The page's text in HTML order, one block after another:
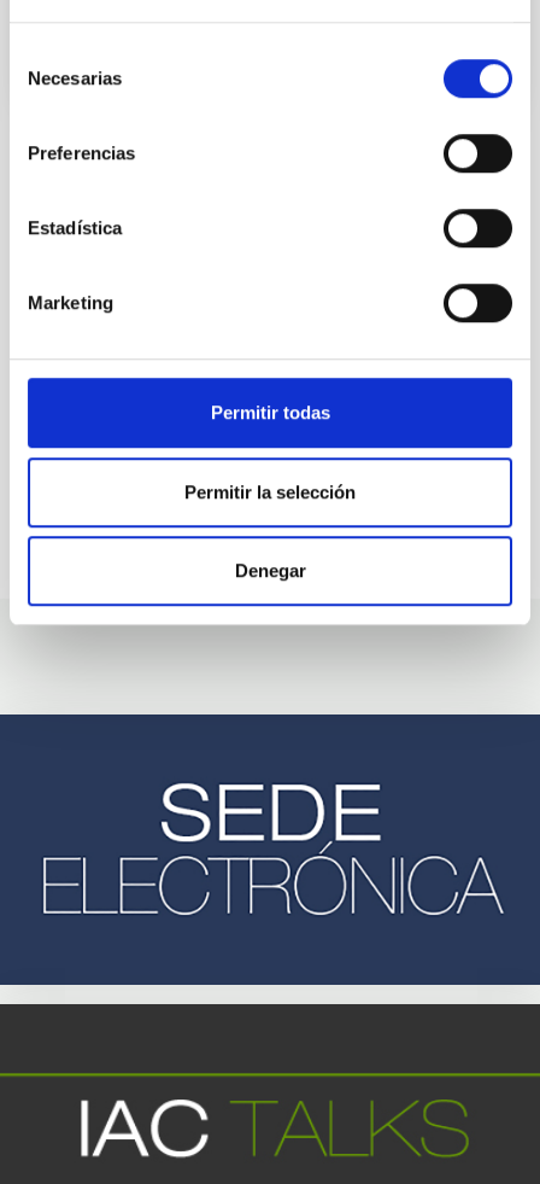
Necesarias
Preferencias
Estadística
Marketing
Permitir todas
Permitir la selección
Denegar
looking for people with
talent.